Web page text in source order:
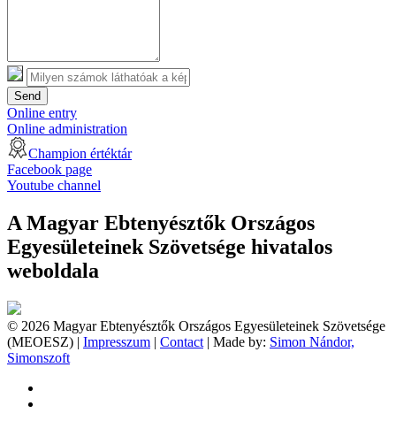
Send
Online entry
Online administration
Champion értéktár
Facebook page
Youtube channel
A Magyar Ebtenyésztők Országos
Egyesületeinek Szövetsége hivatalos
weboldala
© 2026 Magyar Ebtenyésztők Országos Egyesületeinek Szövetsége
(MEOESZ) | Impresszum | Contact | Made by: Simon Nándor,
Simonszoft